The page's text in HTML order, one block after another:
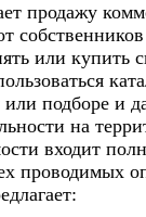
продажу
или купить
подборе и
на
входит
проводимых